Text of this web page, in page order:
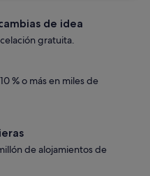
de idea
gratuita.
% o más en miles de
de alojamientos de